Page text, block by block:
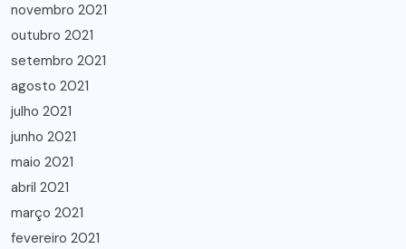
novembro 2021
outubro 2021
setembro 2021
agosto 2021
julho 2021
junho 2021
maio 2021
abril 2021
março 2021
fevereiro 2021